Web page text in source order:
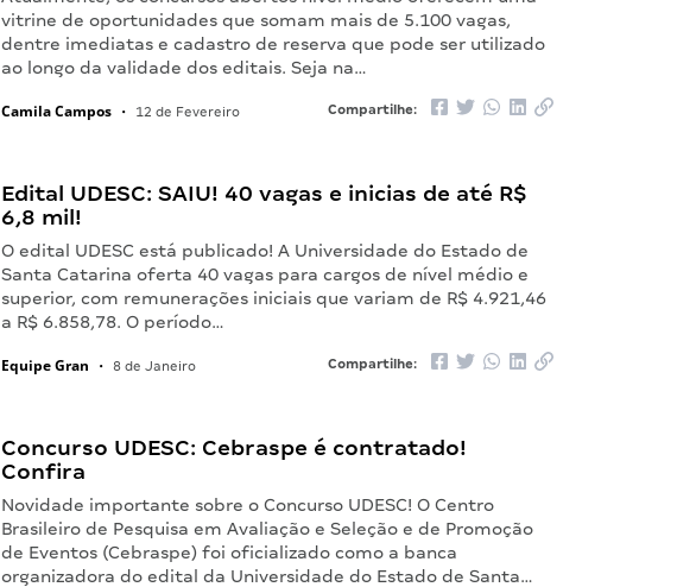
vitrine de oportunidades que somam mais de 5.100 vagas,
dentre imediatas e cadastro de reserva que pode ser utilizado
ao longo da validade dos editais. Seja na…
Camila Campos • 12 de Fevereiro Compartilhe:
Edital UDESC: SAIU! 40 vagas e inicias de até R$
6,8 mil!
O edital UDESC está publicado! A Universidade do Estado de
Santa Catarina oferta 40 vagas para cargos de nível médio e
superior, com remunerações iniciais que variam de R$ 4.921,46
a R$ 6.858,78. O período…
Equipe Gran • 8 de Janeiro Compartilhe:
Concurso UDESC: Cebraspe é contratado!
Confira
Novidade importante sobre o Concurso UDESC! O Centro
Brasileiro de Pesquisa em Avaliação e Seleção e de Promoção
de Eventos (Cebraspe) foi oficializado como a banca
organizadora do edital da Universidade do Estado de Santa…